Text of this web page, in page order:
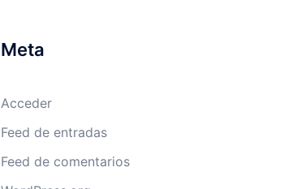
Meta
Acceder
Feed de entradas
Feed de comentarios